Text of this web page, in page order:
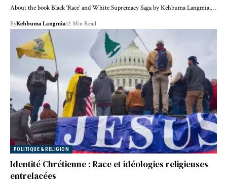
About the book Black ‘Race’ and White Supremacy Saga by Kehbuma Langmia,…
ByKehbuma Langmia12 Min Read
POLITIQUE & RELIGION
Identité Chrétienne : Race et idéologies religieuses
entrelacées